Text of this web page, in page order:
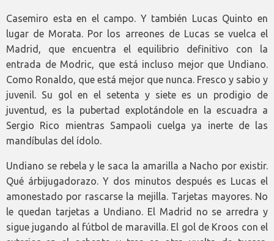
Casemiro esta en el campo. Y también Lucas Quinto en
lugar de Morata. Por los arreones de Lucas se vuelca el
Madrid, que encuentra el equilibrio definitivo con la
entrada de Modric, que está incluso mejor que Undiano.
Como Ronaldo, que está mejor que nunca. Fresco y sabio y
juvenil. Su gol en el setenta y siete es un prodigio de
juventud, es la pubertad explotándole en la escuadra a
Sergio Rico mientras Sampaoli cuelga ya inerte de las
mandíbulas del ídolo.
Undiano se rebela y le saca la amarilla a Nacho por existir.
Qué árbijugadorazo. Y dos minutos después es Lucas el
amonestado por rascarse la mejilla. Tarjetas mayores. No
le quedan tarjetas a Undiano. El Madrid no se arredra y
sigue jugando al fútbol de maravilla. El gol de Kroos con el